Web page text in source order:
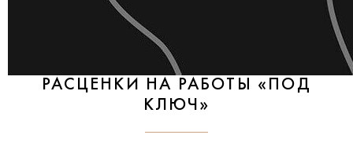
РАСЦЕНКИ НА РАБОТЫ «ПОД
КЛЮЧ»